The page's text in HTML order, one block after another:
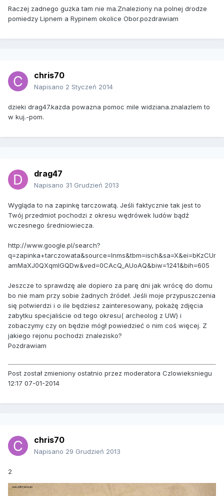
Raczej zadnego guzka tam nie ma.Znaleziony na polnej drodze
pomiedzy Lipnem a Rypinem okolice Obor.pozdrawiam
chris70
Napisano 2 Styczeń 2014
dzieki drag47.kazda powazna pomoc mile widziana.znalazlem to
w kuj.-pom.
drag47
Napisano 31 Grudzień 2013
Wygląda to na zapinkę tarczowatą. Jeśli faktycznie tak jest to
Twój przedmiot pochodzi z okresu wędrówek ludów bądź
wczesnego średniowiecza.
http://www.google.pl/search?
q=zapinka+tarczowata&source=lnms&tbm=isch&sa=X&ei=bKzCUr
amMaXJ0QXqmIGQDw&ved=0CAcQ_AUoAQ&biw=1241&bih=605
Jeszcze to sprawdzę ale dopiero za parę dni jak wrócę do domu
bo nie mam przy sobie żadnych źródeł. Jeśli moje przypuszczenia
się potwierdzi i o ile będziesz zainteresowany, pokażę zdjęcia
zabytku specjaliście od tego okresu( archeolog z UW) i
zobaczymy czy on będzie mógł powiedzieć o nim coś więcej. Z
jakiego rejonu pochodzi znalezisko?
Pozdrawiam
Post został zmieniony ostatnio przez moderatora Czlowieksniegu
12:17 07-01-2014
chris70
Napisano 29 Grudzień 2013
2